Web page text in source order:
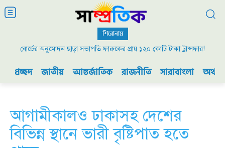
শিরোনাম
বোর্ডের অনুমোদন ছাড়া সভাপতি ফারুকের প্রায় ১২০ কোটি টাকা ট্রান্সফার!
প্রচ্ছদ জাতীয় আন্তর্জাতিক রাজনীতি সারাবাংলা
আগামীকালও ঢাকাসহ দেশের
বিভিন্ন স্থানে ভারী বৃষ্টিপাত হতে